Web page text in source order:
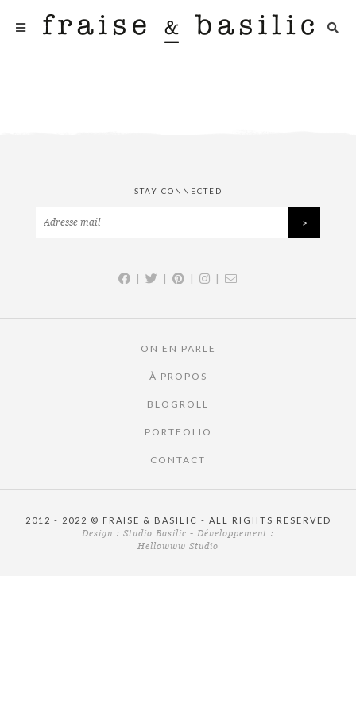
STAY CONNECTED
| | | |
ON EN PARLE
À PROPOS
BLOGROLL
PORTFOLIO
CONTACT
2012 - 2022 © FRAISE & BASILIC - ALL RIGHTS RESERVED
Design : Studio Basilic - Développement :
Hellowww Studio